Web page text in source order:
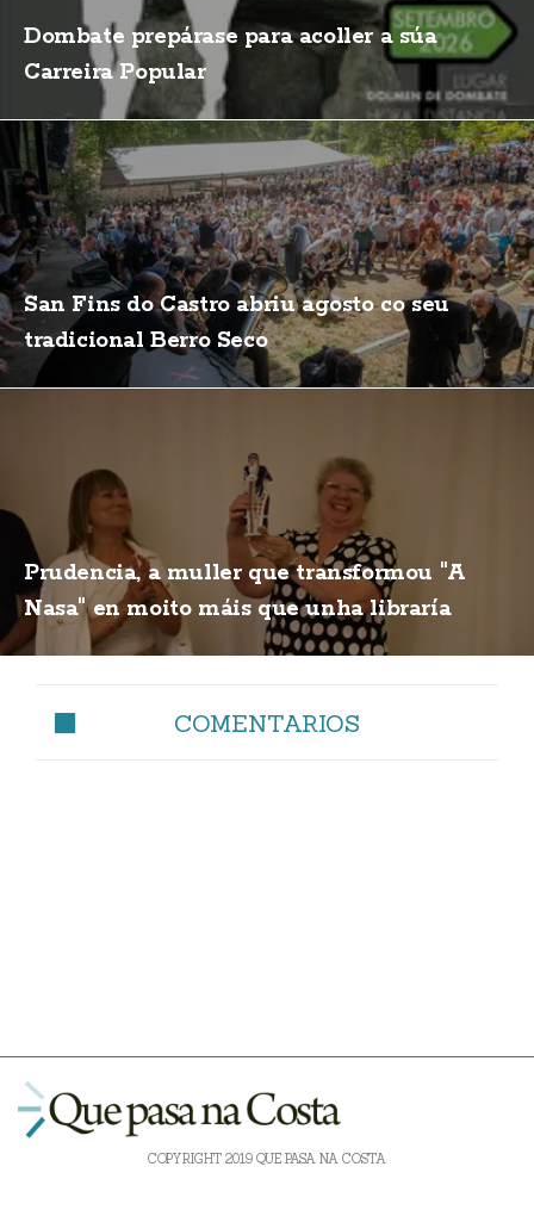
Dombate prepárase para acoller a súa
Carreira Popular
San Fins do Castro abriu agosto co seu
tradicional Berro Seco
Prudencia, a muller que transformou "A
Nasa" en moito máis que unha libraría
COMENTARIOS
COPYRIGHT 2019 QUE PASA NA COSTA